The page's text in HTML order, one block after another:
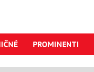
PROMINENTI